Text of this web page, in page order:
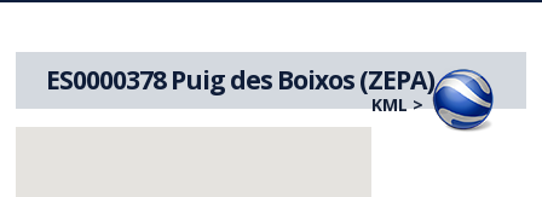
ES0000378 Puig des Boixos (ZEPA)
KML >